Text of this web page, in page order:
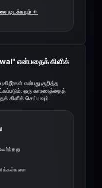
முடக்கவும் ←
என்பதைக் கிளிக்
என்பது குறித்த
ஒரு காரணத்தைத்
கிளிக் செய்யவும்.